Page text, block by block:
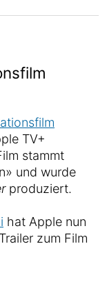
TV+
stammt
und wurde
produziert.
hat Apple nun
zum Film